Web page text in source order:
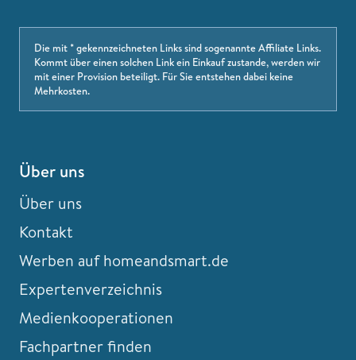
Die mit * gekennzeichneten Links sind sogenannte Affiliate Links.
Kommt über einen solchen Link ein Einkauf zustande, werden wir
mit einer Provision beteiligt. Für Sie entstehen dabei keine
Mehrkosten.
Über uns
Über uns
Kontakt
Werben auf homeandsmart.de
Expertenverzeichnis
Medienkooperationen
Fachpartner finden